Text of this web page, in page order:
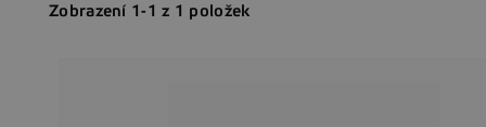
Zobrazení 1-1 z 1 položek